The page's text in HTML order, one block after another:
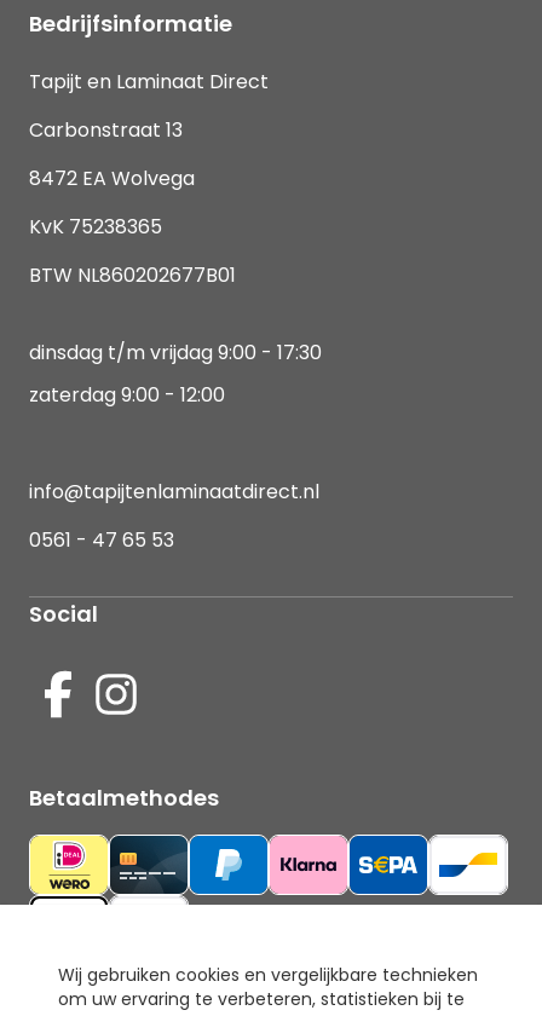
Wij gebruiken cookies en vergelijkbare technieken
om uw ervaring te verbeteren, statistieken bij te
Bedrijfsinformatie
Tapijt en Laminaat Direct
Carbonstraat 13
8472 EA Wolvega
KvK 75238365
BTW NL860202677B01
dinsdag t/m vrijdag 9:00 - 17:30
zaterdag 9:00 - 12:00
info@tapijtenlaminaatdirect.nl
0561 - 47 65 53
Social
Betaalmethodes